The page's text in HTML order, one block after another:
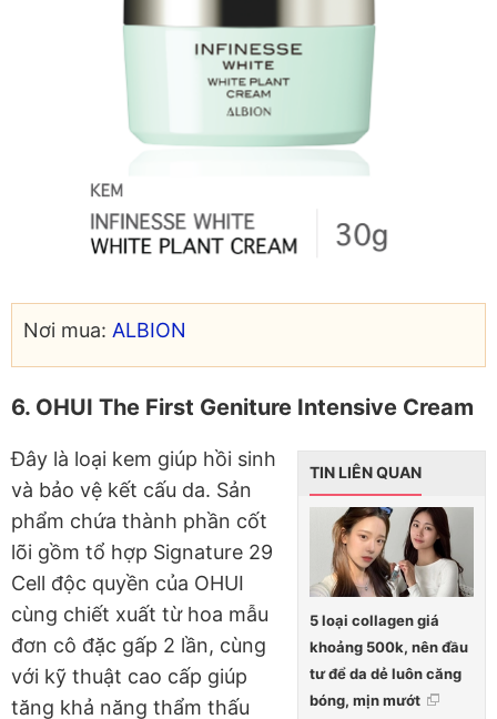
Nơi mua: ALBION
6. OHUI The First Geniture Intensive Cream
TIN LIÊN QUAN
5 loại collagen giá
khoảng 500k, nên đầu
tư để da dẻ luôn căng
bóng, mịn mướt
Đây là loại kem giúp hồi sinh
và bảo vệ kết cấu da. Sản
phẩm chứa thành phần cốt
lõi gồm tổ hợp Signature 29
Cell độc quyền của OHUI
cùng chiết xuất từ hoa mẫu
đơn cô đặc gấp 2 lần, cùng
với kỹ thuật cao cấp giúp
tăng khả năng thẩm thấu